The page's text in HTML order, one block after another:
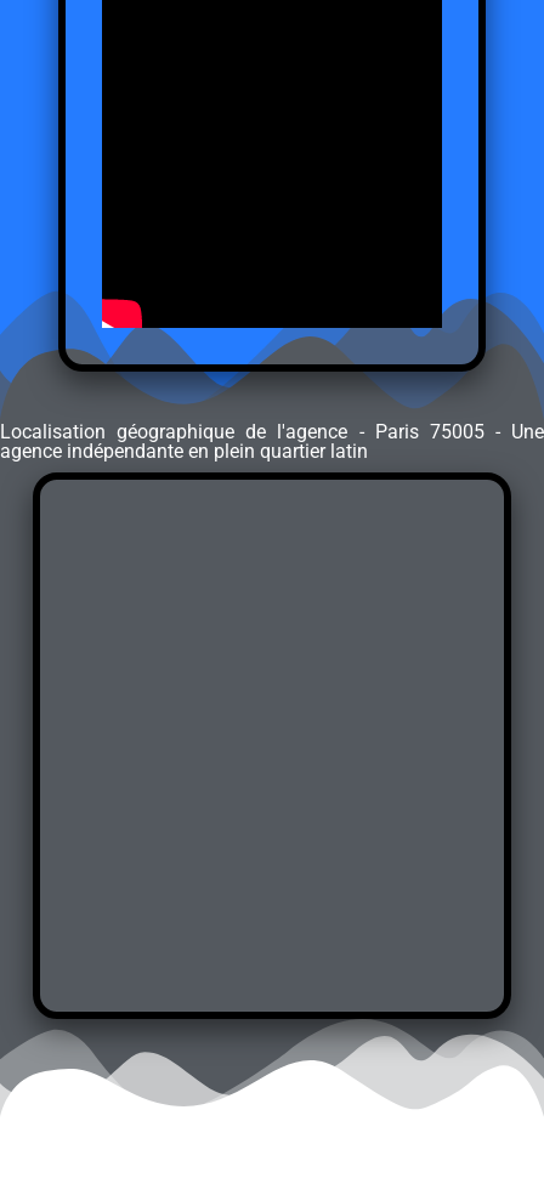
Localisation géographique de l'agence - Paris 75005 - Une
agence indépendante en plein quartier latin